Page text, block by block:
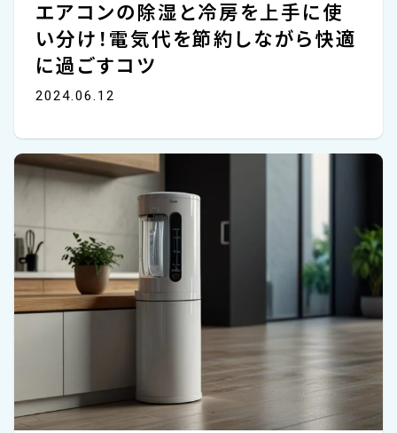
エアコンの除湿と冷房を上手に使
い分け！電気代を節約しながら快適
に過ごすコツ
2024.06.12